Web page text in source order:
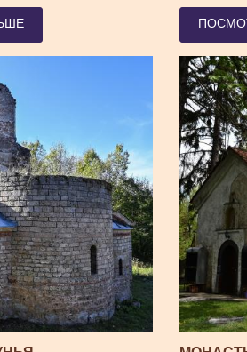
находится в начале
частично поднимается
из пещеры и имеет
с незначительными
Второй источник
небольшой пещере,
водяного мида, и
В самом источнике
мировой войны,
В комплексе Пеха
источник,
21-22 градусов по
центром Тимочки,
там свою карьеру.
угодья,
площадь
олени,
домики,